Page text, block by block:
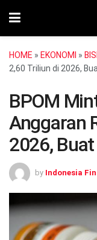
HOME » EKONOMI »
2,60 Triliun di 2026,
BPOM
Anggaran
2026,
by Indonesia